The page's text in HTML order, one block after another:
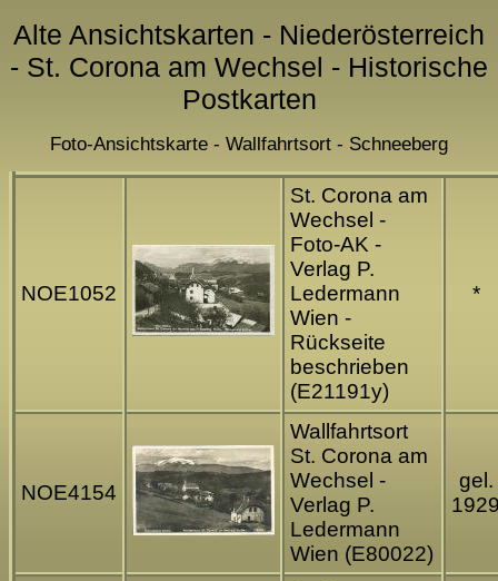
Alte Ansichtskarten - Niederösterreich
- St. Corona am Wechsel - Historische
Postkarten
Foto-Ansichtskarte - Wallfahrtsort - Schneeberg
NOE1052
St. Corona am
Wechsel -
Foto-AK -
Verlag P.
Ledermann
Wien -
Rückseite
beschrieben
(E21191y)
*
NOE4154
Wallfahrtsort
St. Corona am
Wechsel -
Verlag P.
Ledermann
Wien (E80022)
gel.